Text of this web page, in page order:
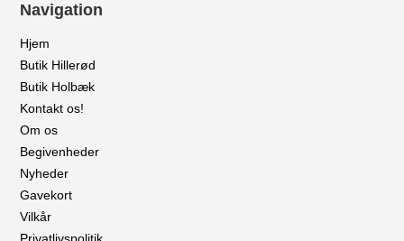
Navigation
Hjem
Butik Hillerød
Butik Holbæk
Kontakt os!
Om os
Begivenheder
Nyheder
Gavekort
Vilkår